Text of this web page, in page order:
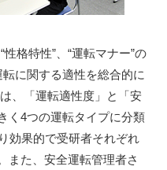
性格特性”、“運転マナー”の
に関する適性を総合的に
、「運転適性度」と「安
く4つの運転タイプに分類
効果的で受研者それぞれ
また、安全運転管理者さ